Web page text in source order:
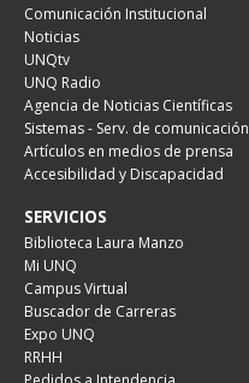
Comunicación Institucional
Noticias
UNQtv
UNQ Radio
Agencia de Noticias Científicas
Sistemas - Serv. de comunicación
Artículos en medios de prensa
Accesibilidad y Discapacidad
SERVICIOS
Biblioteca Laura Manzo
Mi UNQ
Campus Virtual
Buscador de Carreras
Expo UNQ
RRHH